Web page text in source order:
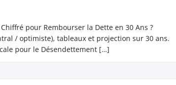
pour Rembourser la Dette en 30 Ans ?
/ optimiste), tableaux et projection sur 30 ans.
pour le Désendettement […]